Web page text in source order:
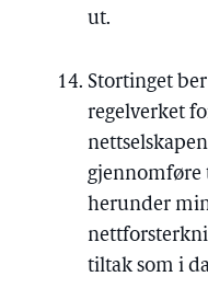
ut.
Stortinget
regelverket
gjennomføre
herunder
tiltak som i